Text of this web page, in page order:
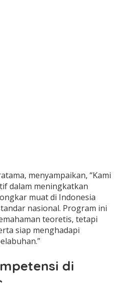
menyampaikan, “Kami
dalam meningkatkan
muat di Indonesia
nasional. Program ini
teoretis, tetapi
siap menghadapi
di